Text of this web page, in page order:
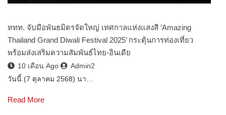
ททท. จับมือพันธมิตรจัดใหญ่ เทศกาลแห่งแสงสี ‘Amazing
Thailand Grand Diwali Festival 2025’ กระตุ้นการท่องเที่ยว
พร้อมส่งเสริมความสัมพันธ์ไทย-อินเดีย
10 เดือน Ago
Admin2
วันนี้ (7 ตุลาคม 2568) นา…
Read More